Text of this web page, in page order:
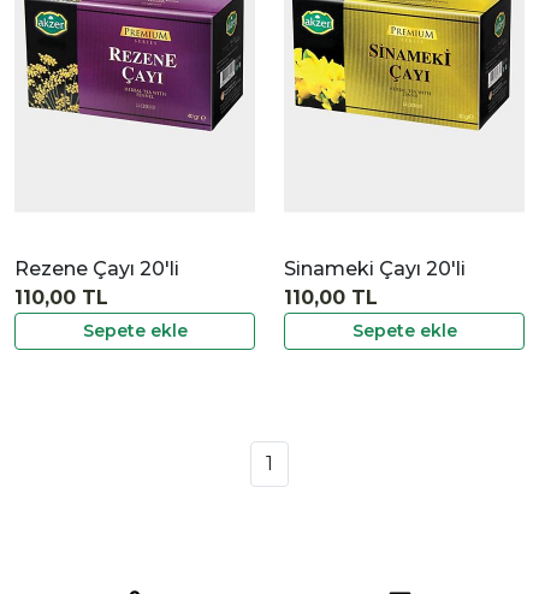
Rezene Çayı 20'li
Sepete ekle
110,00 TL
Sinameki Çayı 20'li
Sepete ekle
110,00 TL
1